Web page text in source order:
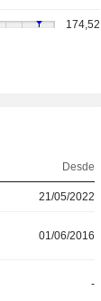
174,52
Desde
21/05/2022
01/06/2016
-